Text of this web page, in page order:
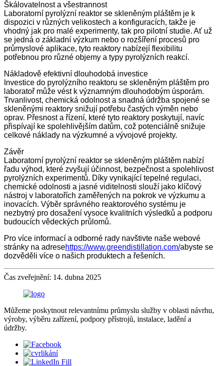
Škálovatelnost a všestrannost
Laboratorní pyrolýzní reaktor se skleněným pláštěm je k
dispozici v různých velikostech a konfiguracích, takže je
vhodný jak pro malé experimenty, tak pro pilotní studie. Ať už
se jedná o základní výzkum nebo o rozšíření procesů pro
průmyslové aplikace, tyto reaktory nabízejí flexibilitu
potřebnou pro různé objemy a typy pyrolýzních reakcí.
Nákladově efektivní dlouhodobá investice
Investice do pyrolýzního reaktoru se skleněným pláštěm pro
laboratoř může vést k významným dlouhodobým úsporám.
Trvanlivost, chemická odolnost a snadná údržba spojené se
skleněnými reaktory snižují potřebu častých výměn nebo
oprav. Přesnost a řízení, které tyto reaktory poskytují, navíc
přispívají ke spolehlivějším datům, což potenciálně snižuje
celkové náklady na výzkumné a vývojové projekty.
Závěr
Laboratorní pyrolýzní reaktor se skleněným pláštěm nabízí
řadu výhod, které zvyšují účinnost, bezpečnost a spolehlivost
pyrolýzních experimentů. Díky vynikající tepelné regulaci,
chemické odolnosti a jasné viditelnosti slouží jako klíčový
nástroj v laboratořích zaměřených na pokrok ve výzkumu a
inovacích. Výběr správného reaktorového systému je
nezbytný pro dosažení vysoce kvalitních výsledků a podporu
budoucích vědeckých průlomů.
Pro více informací a odborné rady navštivte naše webové
stránky na adresehttps://www.greendistillation.com/abyste se
dozvěděli více o našich produktech a řešeních.
Čas zveřejnění: 14. dubna 2025
Můžeme poskytnout relevantnímu průmyslu služby v oblasti návrhu,
výroby, výběru zařízení, podpory přístrojů, instalace, ladění a
údržby.